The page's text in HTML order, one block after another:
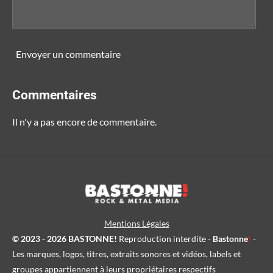
Envoyer un commentaire
Commentaires
Il n'y a pas encore de commentaire.
Mentions Légales
© 2023 - 2026 BASTONNE! Reproduction interdite - Bastonne! -
Les marques, logos, titres, extraits sonores et vidéos, labels et
groupes appartiennent à leurs propriétaires respectifs